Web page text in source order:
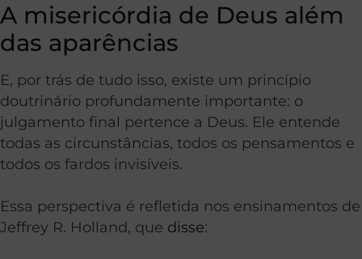
A misericórdia de Deus além
das aparências
E, por trás de tudo isso, existe um princípio
doutrinário profundamente importante: o
julgamento final pertence a Deus. Ele entende
todas as circunstâncias, todos os pensamentos e
todos os fardos invisíveis.
Essa perspectiva é refletida nos ensinamentos de
Jeffrey R. Holland, que disse: